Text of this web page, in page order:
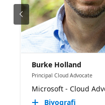
Burke Holland
Principal Cloud Advocate
Microsoft - Cloud
Biyografi